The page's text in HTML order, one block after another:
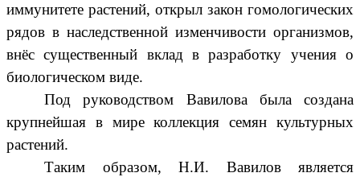
иммунитете растений, открыл закон гомологических
рядов в наследственной изменчивости организмов,
внёс существенный вклад в разработку учения о
биологическом виде.
Под руководством Вавилова была создана
крупнейшая в мире коллекция семян культурных
растений.
Таким образом, Н.И. Вавилов является